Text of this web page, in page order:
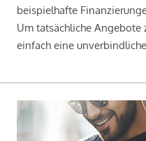
beispielhafte
Um tatsächliche Angebote
einfach eine